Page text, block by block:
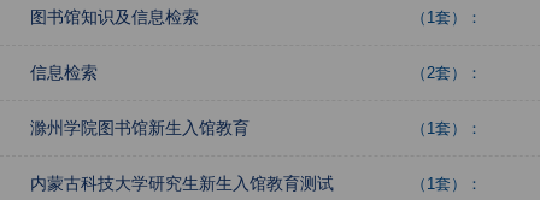
图书馆知识及信息检索 （1套）：
信息检索 （2套）：
滁州学院图书馆新生入馆教育 （1套）：
内蒙古科技大学研究生新生入馆教育测试 （1套）：